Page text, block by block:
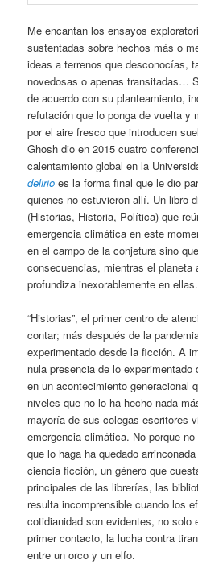
Me encantan los ensayos
sustentadas sobre hechos más o
ideas a terrenos que desconocías,
novedosas o apenas transitadas…
de acuerdo con su planteamiento,
refutación que lo ponga de vuelta y
por el aire fresco que introducen
Ghosh dio en 2015 cuatro
calentamiento global en la
delirio es la forma final que le dio
quienes no estuvieron allí. Un libro
(Historias, Historia, Política) que
emergencia climática en este
en el campo de la conjetura sino
consecuencias, mientras el planeta
profundiza inexorablemente en ellas.
“Historias”, el primer centro de
contar; más después de la
experimentado desde la ficción. A
nula presencia de lo
en un acontecimiento generacional
niveles que no lo ha hecho nada
mayoría de sus colegas escritores
emergencia climática. No porque
que lo haga ha quedado
ciencia ficción, un género que
principales de las librerías, las
resulta incomprensible cuando los
cotidianidad son evidentes, no solo
primer contacto, la lucha contra
entre un orco y un elfo.